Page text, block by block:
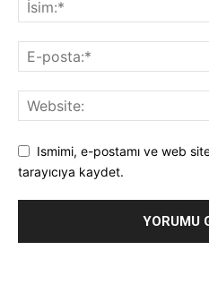
Ismimi, e-postamı ve web
tarayıcıya kaydet.